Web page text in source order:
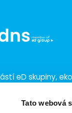
Tato webová
eD skupiny,
s 30 lety